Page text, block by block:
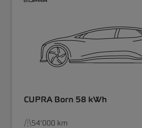
CUPRA Born 58 kWh
54’000 km